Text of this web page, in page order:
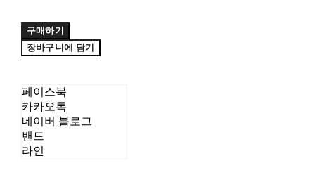
구매하기
장바구니에 담기
페이스북
카카오톡
네이버 블로그
밴드
라인